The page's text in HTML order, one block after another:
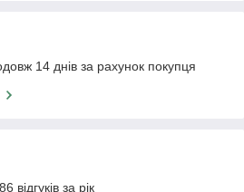
14 днів за рахунок покупця
відгуків за рік